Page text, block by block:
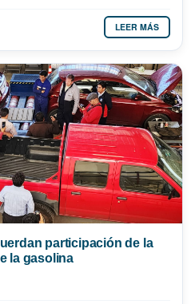
LEER MÁS
participación de la
la gasolina